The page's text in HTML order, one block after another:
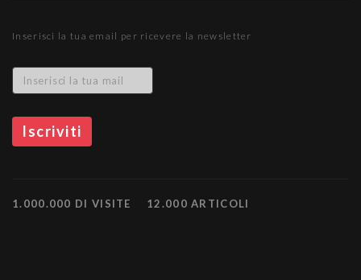
Inserisci la tua email per ricevere la newsletter
1.000.000 DI VISITE 12.000 ARTICOLI